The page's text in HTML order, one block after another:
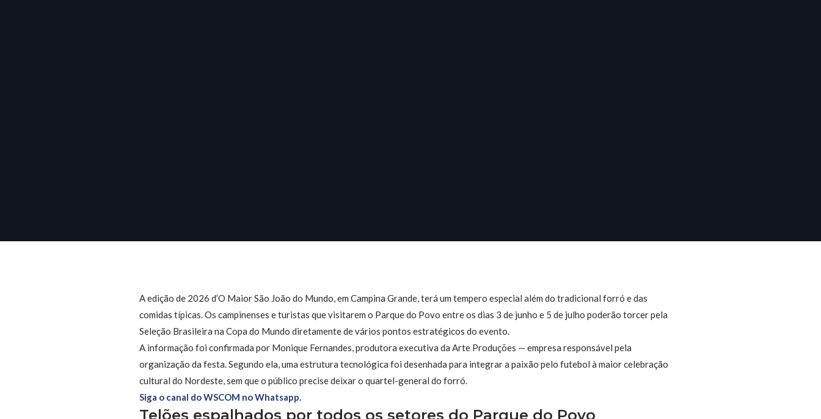
A edição de 2026 d’O Maior São João do Mundo, em Campina Grande, terá um tempero especial além do tradicional forró e das
comidas típicas. Os campinenses e turistas que visitarem o Parque do Povo entre os dias 3 de junho e 5 de julho poderão torcer pela
Seleção Brasileira na Copa do Mundo diretamente de vários pontos estratégicos do evento.
A informação foi confirmada por Monique Fernandes, produtora executiva da Arte Produções — empresa responsável pela
organização da festa. Segundo ela, uma estrutura tecnológica foi desenhada para integrar a paixão pelo futebol à maior celebração
cultural do Nordeste, sem que o público precise deixar o quartel-general do forró.
Siga o canal do WSCOM no Whatsapp.
Telões espalhados por todos os setores do Parque do Povo